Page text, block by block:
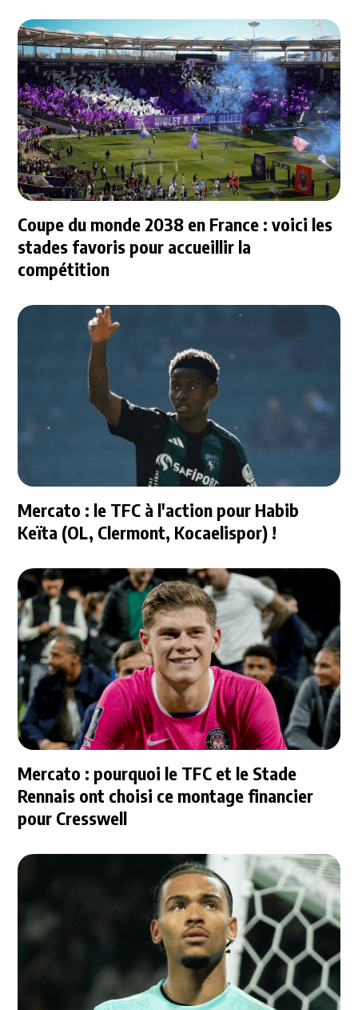
Coupe du monde 2038 en France : voici les
stades favoris pour accueillir la
compétition
Mercato : le TFC à l'action pour Habib
Keïta (OL, Clermont, Kocaelispor) !
Mercato : pourquoi le TFC et le Stade
Rennais ont choisi ce montage financier
pour Cresswell